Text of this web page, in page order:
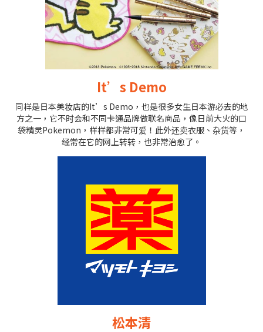
It’s Demo
同样是日本美妆店的It’s Demo，也是很多女生日本游必去的地
方之一，它不时会和不同卡通品牌做联名商品，像日前大火的口
袋精灵Pokemon，样样都非常可爱！此外还卖衣服、杂货等，
经常在它的网上转转，也非常治愈了。
松本清